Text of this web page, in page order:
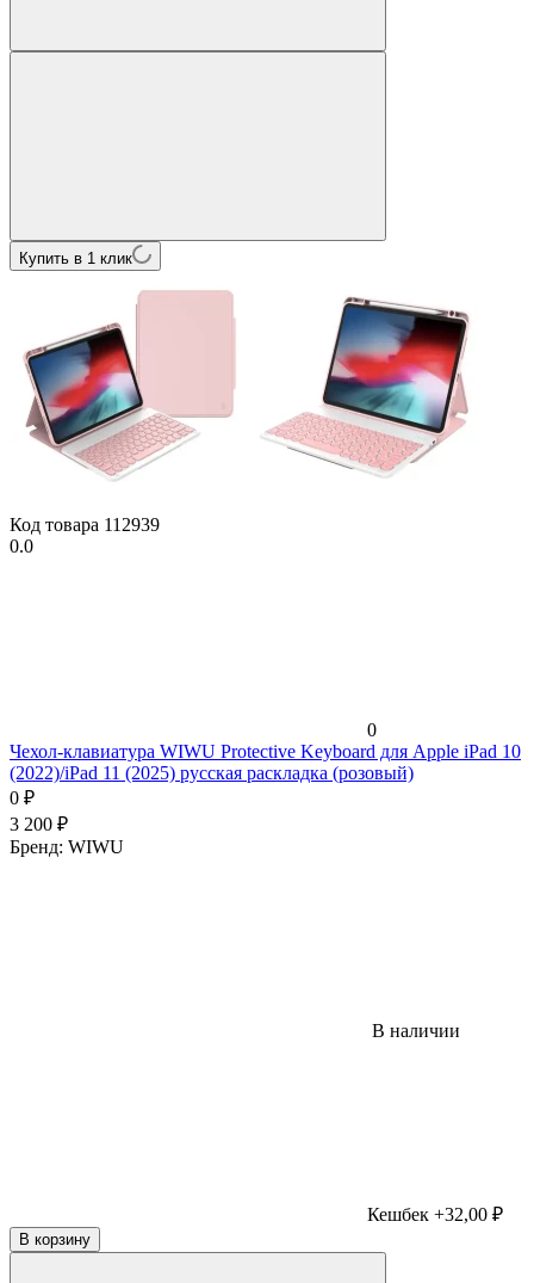
Купить в 1 клик
Код товара 112939
0.0
0
Чехол-клавиатура WIWU Protective Keyboard для Apple iPad 10
(2022)/iPad 11 (2025) русская раскладка (розовый)
0 ₽
3 200 ₽
Бренд: WIWU
В наличии
Кешбек +32,00 ₽
В корзину